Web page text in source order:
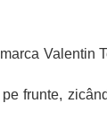
frunte,